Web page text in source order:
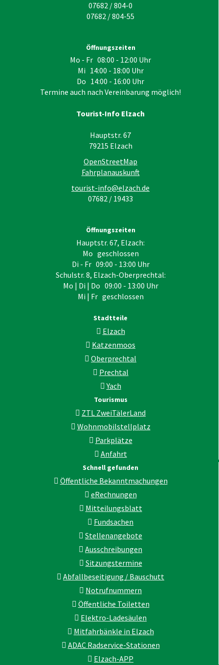
07682 / 804-0
07682 / 804-55
Öffnungszeiten
Mo - Fr 08:00 - 12:00 Uhr
Mi 14:00 - 18:00 Uhr
Do 14:00 - 16:00 Uhr
Termine auch nach Vereinbarung möglich!
Tourist-Info Elzach
Hauptstr. 67
79215 Elzach
OpenStreetMap
Fahrplanauskunft
tourist-info@elzach.de
07682 / 19433
Öffnungszeiten
Hauptstr. 67, Elzach:
Mo geschlossen
Di - Fr 09:00 - 13:00 Uhr
Schulstr. 8, Elzach-Oberprechtal:
Mo | Di | Do 09:00 - 13:00 Uhr
Mi | Fr geschlossen
Stadtteile
Elzach
Katzenmoos
Oberprechtal
Prechtal
Yach
Tourismus
ZTL ZweiTälerLand
Wohnmobilstellplatz
Parkplätze
Anfahrt
Schnell gefunden
Öffentliche Bekanntmachungen
eRechnungen
Mitteilungsblatt
Fundsachen
Stellenangebote
Ausschreibungen
Sitzungstermine
Abfallbeseitigung / Bauschutt
Notrufnummern
Öffentliche Toiletten
Elektro-Ladesäulen
Mitfahrbänkle in Elzach
ADAC Radservice-Stationen
Elzach-APP